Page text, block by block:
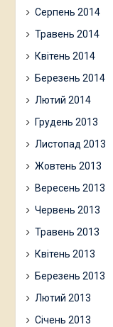
Серпень 2014
Травень 2014
Квітень 2014
Березень 2014
Лютий 2014
Грудень 2013
Листопад 2013
Жовтень 2013
Вересень 2013
Червень 2013
Травень 2013
Квітень 2013
Березень 2013
Лютий 2013
Січень 2013